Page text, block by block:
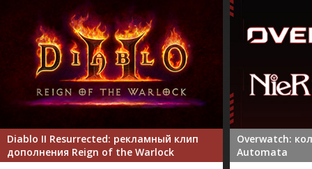
Diablo II Resurrected: рекламный клип
дополнения Reign of the Warlock
Overwatch:
Automata